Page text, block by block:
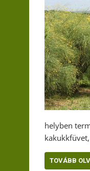
helyben
TOVÁBB